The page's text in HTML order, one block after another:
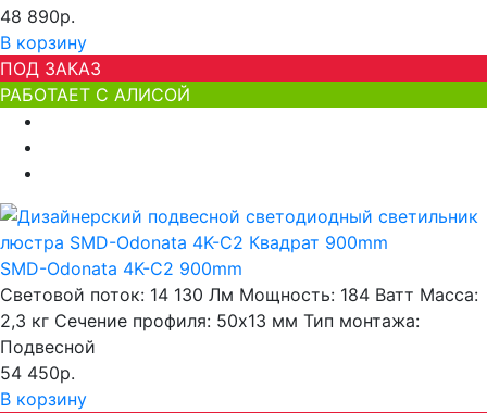
48 890р.
В корзину
ПОД ЗАКАЗ
РАБОТАЕТ С АЛИСОЙ
SMD-Odonata 4K-C2 900mm
Световой поток: 14 130 Лм Мощность: 184 Ватт Масса:
2,3 кг Сечение профиля: 50х13 мм Тип монтажа:
Подвесной
54 450р.
В корзину